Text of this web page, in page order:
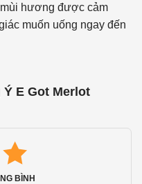
hương được cảm
muốn uống ngay đến
E Got Merlot
BÌNH